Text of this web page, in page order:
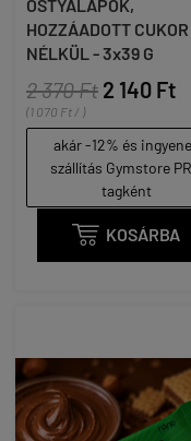
OSTYALAPOK,
HOZZÁADOTT CUKOR
NÉLKÜL - 3x39 G
2 370 Ft 2 140 Ft
(1 070 Ft / )
akár -12% és
szállítás Gymstore
tagként
 KOSÁRBA